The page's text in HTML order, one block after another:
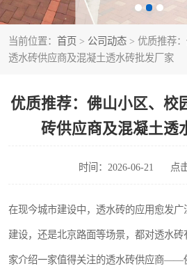
当前位置： 首页 > 公司动态 > 优质推荐
透水砖供应商及混凝土透水砖批发厂家
优质推荐：佛山小区、校
砖供应商及混凝土透
时间：2026-06-21 点
在现今城市建设中，透水砖的应用愈发
建设，还是北京路面等场景，都对透水
家介绍一家值得关注的透水砖供应商——